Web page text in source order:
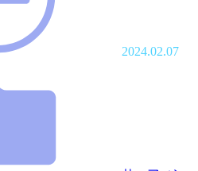
2024.02.07